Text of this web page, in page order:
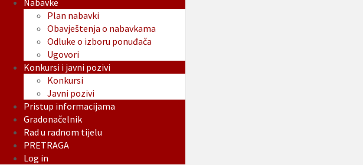
Nabavke
Plan nabavki
Obavještenja o nabavkama
Odluke o izboru ponuđača
Ugovori
Konkursi i javni pozivi
Konkursi
Javni pozivi
Pristup informacijama
Gradonačelnik
Rad u radnom tijelu
PRETRAGA
Log in